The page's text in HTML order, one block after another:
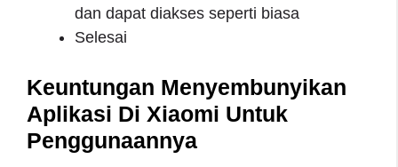
dan dapat diakses seperti biasa
Selesai
Keuntungan Menyembunyikan
Aplikasi Di Xiaomi Untuk
Penggunaannya